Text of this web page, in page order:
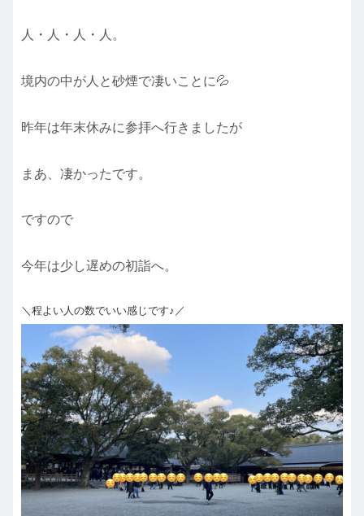
人・人・人・人。
境内の中が人と砂煙で凄いことに💦
昨年は年末休みに参拝へ行きましたが
まあ、凄かったです。
ですので
今年は少し遅めの初詣へ。
＼程よい人の数でいい感じです♪／